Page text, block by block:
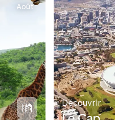
Août
Découvrir